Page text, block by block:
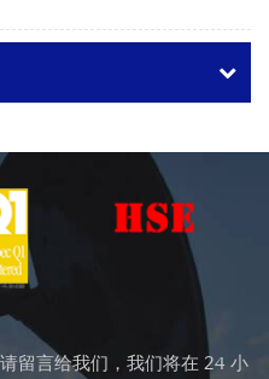
留言给我们，我们将在 24 小